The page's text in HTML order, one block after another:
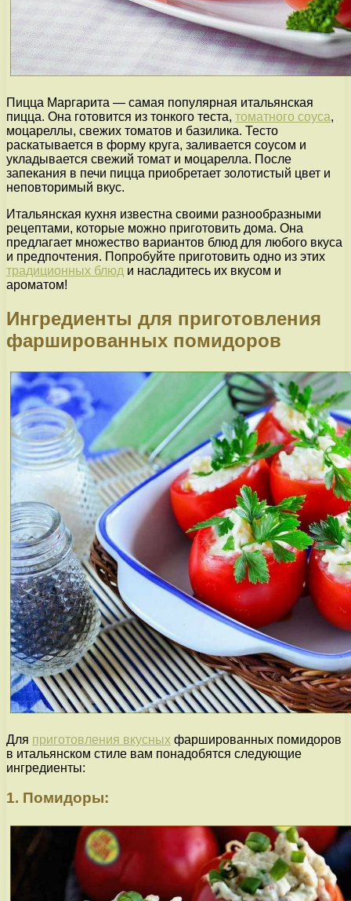
Пицца Маргарита — самая популярная итальянская
пицца. Она готовится из тонкого теста, томатного соуса,
моцареллы, свежих томатов и базилика. Тесто
раскатывается в форму круга, заливается соусом и
укладывается свежий томат и моцарелла. После
запекания в печи пицца приобретает золотистый цвет и
неповторимый вкус.
Итальянская кухня известна своими разнообразными
рецептами, которые можно приготовить дома. Она
предлагает множество вариантов блюд для любого вкуса
и предпочтения. Попробуйте приготовить одно из этих
традиционных блюд и насладитесь их вкусом и
ароматом!
Ингредиенты для приготовления
фаршированных помидоров
Для приготовления вкусных фаршированных помидоров
в итальянском стиле вам понадобятся следующие
ингредиенты:
1. Помидоры: